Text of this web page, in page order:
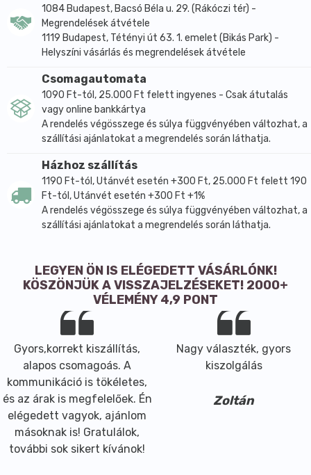
1084 Budapest, Bacsó Béla u. 29. (Rákóczi tér) -
Megrendelések átvétele
1119 Budapest, Tétényi út 63. 1. emelet (Bikás Park) -
Helyszíni vásárlás és megrendelések átvétele
Csomagautomata
1090 Ft-tól, 25.000 Ft felett ingyenes - Csak átutalás
vagy online bankkártya
A rendelés végösszege és súlya függvényében változhat, a
szállítási ajánlatokat a megrendelés során láthatja.
Házhoz szállítás
1190 Ft-tól, Utánvét esetén +300 Ft, 25.000 Ft felett 190
Ft-tól, Utánvét esetén +300 Ft +1%
A rendelés végösszege és súlya függvényében változhat, a
szállítási ajánlatokat a megrendelés során láthatja.
LEGYEN ÖN IS ELÉGEDETT VÁSÁRLÓNK!
KÖSZÖNJÜK A VISSZAJELZÉSEKET! 2000+
VÉLEMÉNY 4,9 PONT
Gyors,korrekt kiszállítás,
alapos csomagoás. A
kommunikáció is tökéletes,
és az árak is megfelelőek. Én
elégedett vagyok, ajánlom
másoknak is! Gratulálok,
további sok sikert kívánok!
Nagy választék, gyors
kiszolgálás
Zoltán